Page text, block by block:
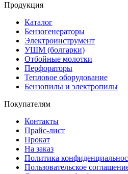
Продукция
Каталог
Бензогенераторы
Электроинструмент
УШМ (болгарки)
Отбойные молотки
Перфораторы
Тепловое оборудование
Бензопилы и электропилы
Покупателям
Контакты
Прайс-лист
Прокат
На заказ
Политика
Пользовательское